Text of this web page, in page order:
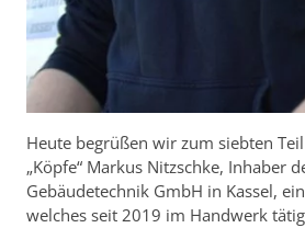
Heute begrüßen wir zum siebten
„Köpfe“ Markus Nitzschke, Inhaber
Gebäudetechnik GmbH in Kassel,
welches seit 2019 im Handwerk